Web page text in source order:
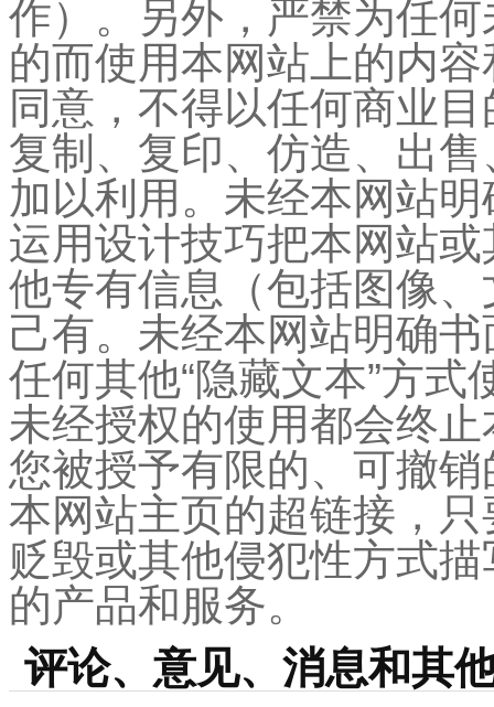
作）。另外，严禁为任
的而使用本网站上的内
同意，不得以任何商业
复制、复印、仿造、出
加以利用。未经本网站
运用设计技巧把本网站
他专有信息（包括图像
己有。未经本网站明确
任何其他“隐藏文本”方
未经授权的使用都会终
您被授予有限的、可撤
本网站主页的超链接，
贬毁或其他侵犯性方式
的产品和服务。
评论、意见、消息和其